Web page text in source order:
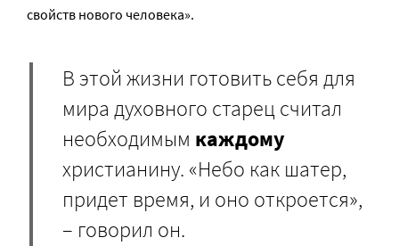
свойств нового человека».
В этой жизни готовить себя для
мира духовного старец считал
необходимым каждому
христианину. «Небо как шатер,
придет время, и оно откроется»,
– говорил он.